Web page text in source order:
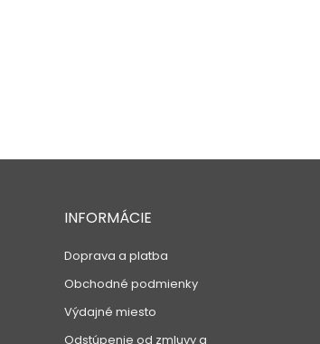
INFORMÁCIE
Doprava a platba
Obchodné podmienky
Výdajné miesto
Odstúpenie od zmluvy a